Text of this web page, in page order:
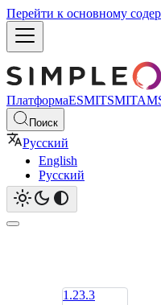
Перейти к основному
ПлатформаESMITSMITAM
Поиск
Русский
English
Русский
1.23.3